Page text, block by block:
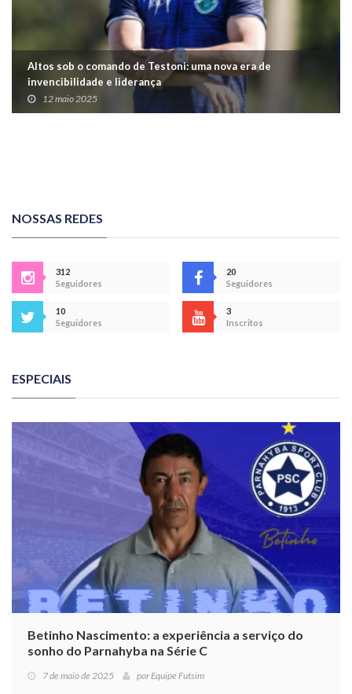
Altos sob o comando de Testoni: uma nova era de
invencibilidade e liderança
12 maio 2025
NOSSAS REDES
312
Seguidores
20
Seguidores
10
Seguidores
3
Inscritos
ESPECIAIS
Betinho Nascimento: a experiência a serviço do
sonho do Parnahyba na Série C
7 de maio de 2025 porEquipe Futsim